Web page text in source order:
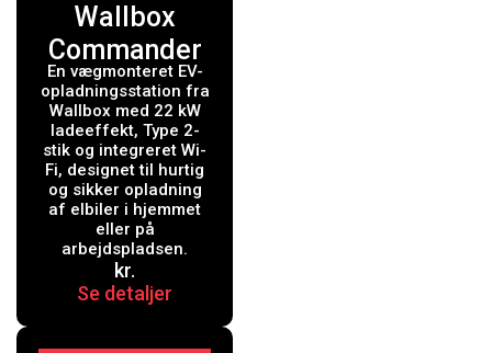
Wallbox
Commander
2 ladeboks
med Wi-Fi, 22
kW, 5 meter,
Type 2, sort
En vægmonteret EV-
opladningsstation fra
Wallbox med 22 kW
ladeeffekt, Type 2-
stik og integreret Wi-
Fi, designet til hurtig
og sikker opladning
af elbiler i hjemmet
eller på
arbejdspladsen.
kr.
Se detaljer